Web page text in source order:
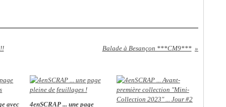
Balade à Besançon ***CM9***
avec 4enSCRAP ... une page